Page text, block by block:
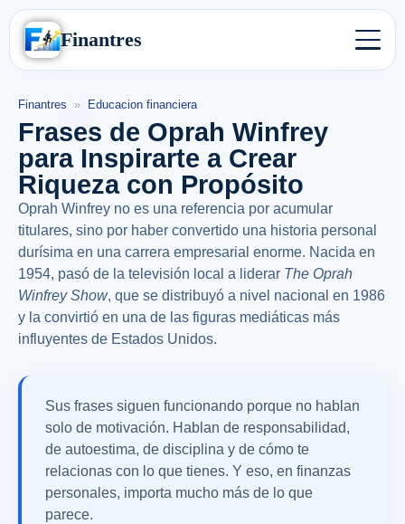
Finantres
Finantres » Educacion financiera
Frases de Oprah Winfrey
para Inspirarte a Crear
Riqueza con Propósito
Oprah Winfrey no es una referencia por acumular
titulares, sino por haber convertido una historia personal
durísima en una carrera empresarial enorme. Nacida en
1954, pasó de la televisión local a liderar The Oprah
Winfrey Show, que se distribuyó a nivel nacional en 1986
y la convirtió en una de las figuras mediáticas más
influyentes de Estados Unidos.
Sus frases siguen funcionando porque no hablan
solo de motivación. Hablan de responsabilidad,
de autoestima, de disciplina y de cómo te
relacionas con lo que tienes. Y eso, en finanzas
personales, importa mucho más de lo que
parece.